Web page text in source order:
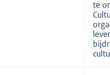
te